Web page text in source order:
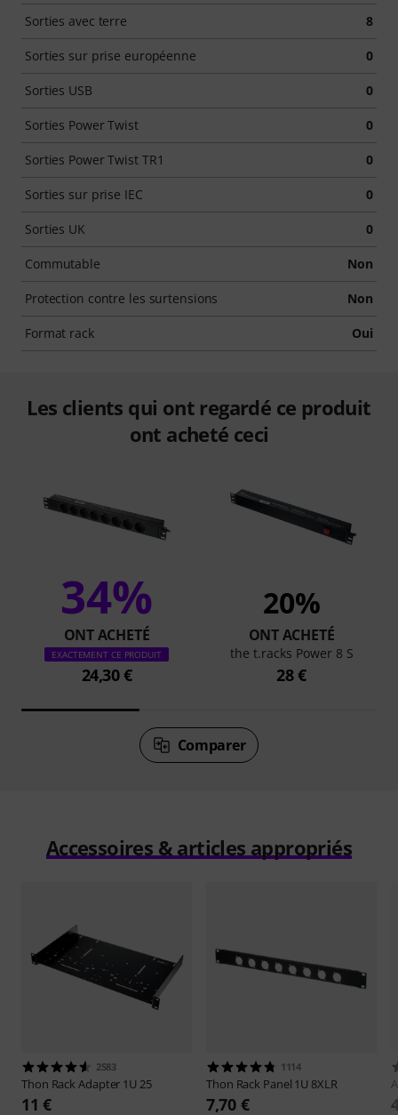
Sorties avec terre 8
Sorties sur prise européenne 0
Sorties USB 0
Sorties Power Twist 0
Sorties Power Twist TR1 0
Sorties sur prise IEC 0
Sorties UK 0
Commutable Non
Protection contre les surtensions Non
Format rack Oui
Les clients qui ont regardé ce produit
ont acheté ceci
34%
ONT ACHETÉ
EXACTEMENT CE PRODUIT
24,30 €
20%
ONT ACHETÉ
the t.racks Power 8 S
28 €
Comparer
Accessoires & articles appropriés
2583
Thon Rack Adapter 1U 25
11 €
1114
Thon Rack Panel 1U 8XLR
7,70 €